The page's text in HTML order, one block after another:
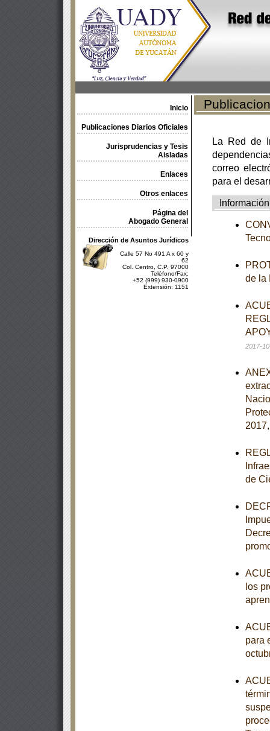
Inicio
Publicaciones Diarios Oficiales
Jurisprudencias y Tesis
Aisladas
Enlaces
Otros enlaces
Página del
Abogado General
Dirección de Asuntos Jurídicos
Calle 57 No 491 A x 60 y
62
Col. Centro, C.P. 97000
Teléfono/Fax:
+52 (999) 930-0900
Extensión: 1151
La Red de
correo
para el
Información
de la
2017-
de
los
para